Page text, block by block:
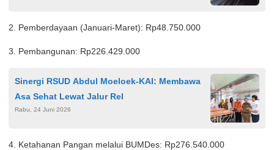
2. Pemberdayaan (Januari-Maret): Rp48.750.000
3. Pembangunan: Rp226.429.000
Sinergi RSUD Abdul Moeloek-KAI: Membawa
Asa Sehat Lewat Jalur Rel
Rabu, 24 Juni 2026
4. Ketahanan Pangan melalui BUMDes: Rp276.540.000